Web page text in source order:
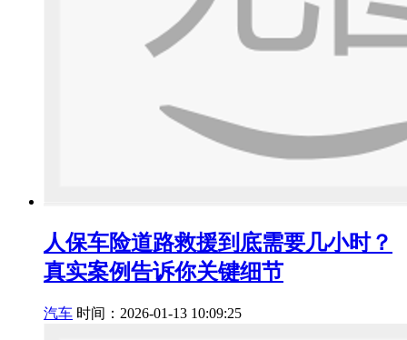
人保车险道路救援到底需要几小时？
真实案例告诉你关键细节
汽车 时间：2026-01-13 10:09:25